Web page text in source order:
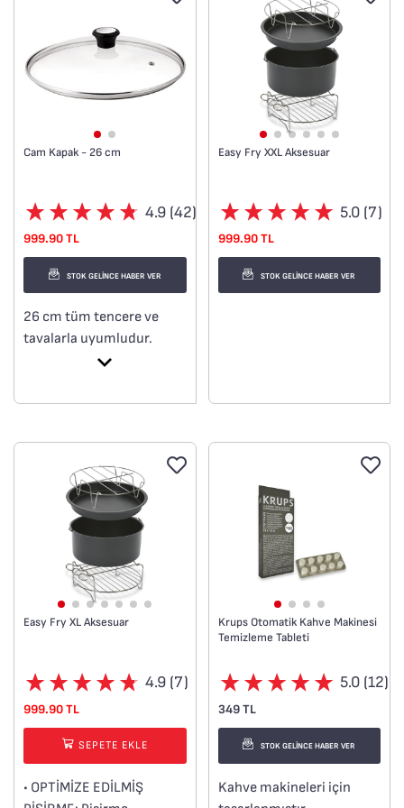
Cam Kapak - 26 cm
4.9 (42)
999.90 TL
STOK GELİNCE HABER VER
26 cm tüm tencere ve
tavalarla uyumludur.
Easy Fry XXL Aksesuar
5.0 (7)
999.90 TL
STOK GELİNCE HABER VER
Easy Fry XL Aksesuar
4.9 (7)
999.90 TL
SEPETE EKLE
• OPTİMİZE EDİLMİŞ
Krups Otomatik Kahve Makinesi
Temizleme Tableti
5.0 (12)
349 TL
STOK GELİNCE HABER VER
Kahve makineleri için